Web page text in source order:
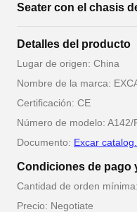
Seater con el chasis
Detalles del producto
Lugar de origen: China
Nombre de la marca:
Certificación: CE
Número de modelo: A142/
Documento: Excar
Condiciones de pago
Cantidad de orden
Precio: Negotiate